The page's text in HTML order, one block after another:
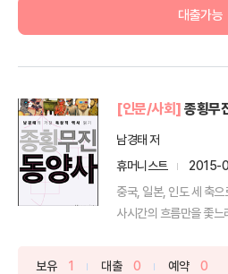
대출가능
[인문/사회] 종횡무
남경태 저
휴머니스트
2015-
중국, 일본, 인도 세 축
사시간의 흐름만을 좇느
보유 1 대출 0 예약 0